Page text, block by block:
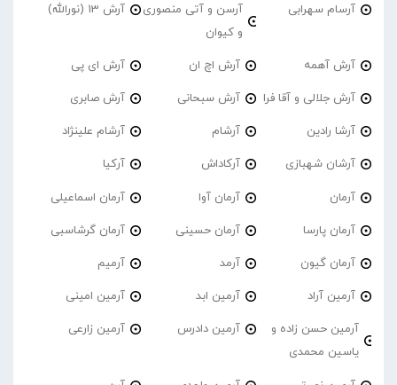
آرسام سهرابی
آرسن و آتی منصوری
و کیوان
آرش 13 (نورالله)
آرش آهمه آرش اچ ان آرش ای پی
آرش جلالی و آقا فرا آرش سبحانی آرش صابری
آرشا رادین آرشام آرشام علینژاد
آرشان شهبازی آرکاداش آرکیا
آرمان آرمان آوا آرمان اسماعیلی
آرمان پارسا آرمان حسینی آرمان گرشاسبی
آرمان گیون آرمد آرمیم
آرمین آراد آرمین ابد آرمین امینی
آرمین حسن زاده و
یاسین محمدی
آرمین دادرس آرمین زارعی